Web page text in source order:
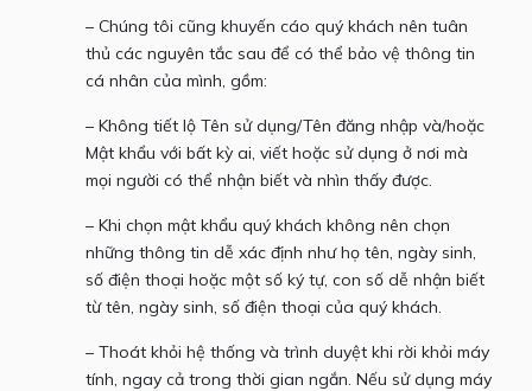
– Chúng tôi cũng khuyến cáo quý khách nên tuân
thủ các nguyên tắc sau để có thể bảo vệ thông tin
cá nhân của mình, gồm:
– Không tiết lộ Tên sử dụng/Tên đăng nhập và/hoặc
Mật khẩu với bất kỳ ai, viết hoặc sử dụng ở nơi mà
mọi người có thể nhận biết và nhìn thấy được.
– Khi chọn mật khẩu quý khách không nên chọn
những thông tin dễ xác định như họ tên, ngày sinh,
số điện thoại hoặc một số ký tự, con số dễ nhận biết
từ tên, ngày sinh, số điện thoại của quý khách.
– Thoát khỏi hệ thống và trình duyệt khi rời khỏi máy
tính, ngay cả trong thời gian ngắn. Nếu sử dụng máy